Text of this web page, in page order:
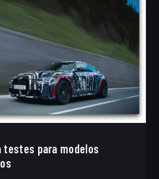
testes para modelos